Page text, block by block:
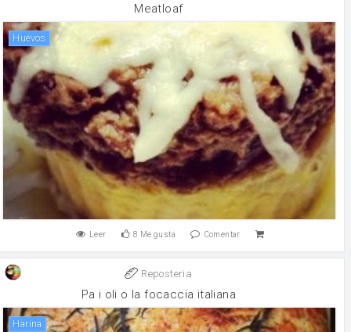
Meatloaf
huevos
Leer 8 Me gusta Comentar
Reposteria
Pa i oli o la focaccia italiana
harina